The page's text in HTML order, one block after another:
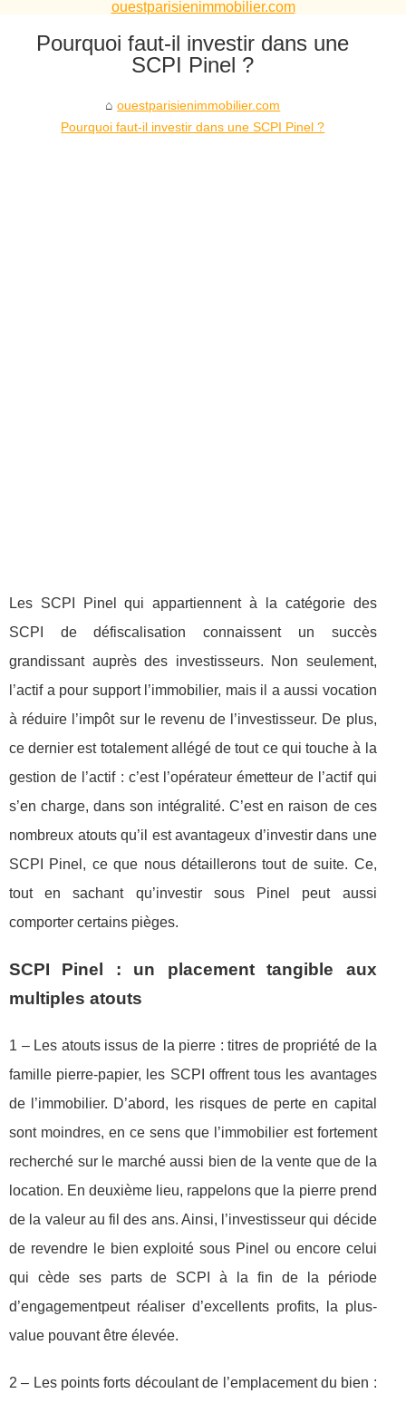
Pourquoi faut-il investir dans une
SCPI Pinel ?
ouestparisienimmobilier.com
Pourquoi faut-il investir dans une SCPI Pinel ?
Les SCPI Pinel qui appartiennent à la catégorie des
SCPI de défiscalisation connaissent un succès
grandissant auprès des investisseurs. Non seulement,
l’actif a pour support l’immobilier, mais il a aussi vocation
à réduire l’impôt sur le revenu de l’investisseur. De plus,
ce dernier est totalement allégé de tout ce qui touche à la
gestion de l’actif : c’est l’opérateur émetteur de l’actif qui
s’en charge, dans son intégralité. C’est en raison de ces
nombreux atouts qu’il est avantageux d’investir dans une
SCPI Pinel, ce que nous détaillerons tout de suite. Ce,
tout en sachant qu’investir sous Pinel peut aussi
comporter certains pièges.
SCPI Pinel : un placement tangible aux
multiples atouts
1 – Les atouts issus de la pierre : titres de propriété de la
famille pierre-papier, les SCPI offrent tous les avantages
de l’immobilier. D’abord, les risques de perte en capital
sont moindres, en ce sens que l’immobilier est fortement
recherché sur le marché aussi bien de la vente que de la
location. En deuxième lieu, rappelons que la pierre prend
de la valeur au fil des ans. Ainsi, l’investisseur qui décide
de revendre le bien exploité sous Pinel ou encore celui
qui cède ses parts de SCPI à la fin de la période
d’engagementpeut réaliser d’excellents profits, la plus-
value pouvant être élevée.
2 – Les points forts découlant de l’emplacement du bien :
ouestparisienimmobilier.com